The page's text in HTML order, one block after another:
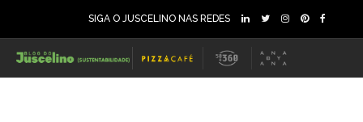
SIGA O JUSCELINO NAS REDES